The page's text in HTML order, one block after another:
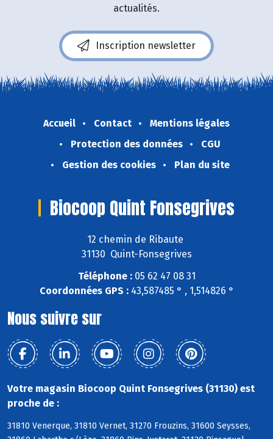
actualités.
Inscription newsletter
Accueil Contact
Mentions légales
Protection des données
CGU
Gestion des cookies
Plan du site
Biocoop Quint Fonsegrives
12 chemin de Ribaute
31130 Quint-Fonsegrives
Téléphone :05 62 47 08 31
Coordonnées GPS :43,587485 ° , 1,514826 °
Nous suivre sur
Votre magasin Biocoop Quint Fonsegrives (31130) est
proche de :
31810 Venerque, 31810 Vernet, 31270 Frouzins, 31600 Seysses,